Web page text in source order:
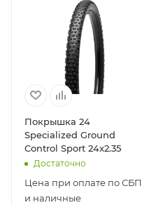
Покрышка 24
Specialized Ground
Control Sport 24x2.35
Достаточно
Цена при оплате по СБП
и наличные